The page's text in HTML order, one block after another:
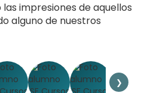
impresiones de aquellos
alguno de nuestros
❯